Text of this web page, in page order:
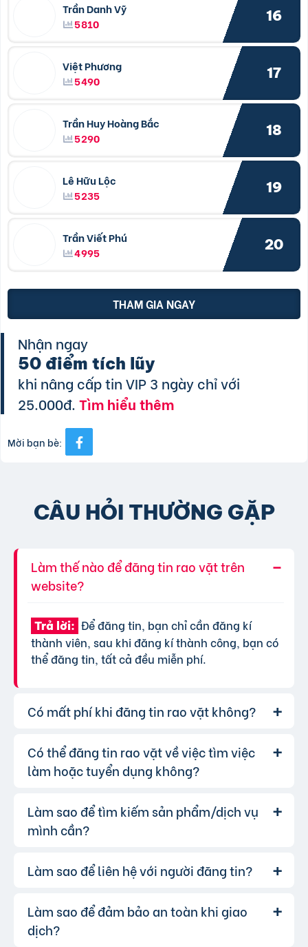
Trần Danh Vỹ
5810
16
Việt Phương
5490
17
Trần Huy Hoàng Bắc
5290
18
Lê Hữu Lộc
5235
19
Trần Viết Phú
4995
20
THAM GIA NGAY
Nhận ngay
50 điểm tích lũy
khi nâng cấp tin VIP 3 ngày chỉ với
25.000đ.Tìm hiểu thêm
Mời bạn bè:
CÂU HỎI THƯỜNG GẶP
Làm thế nào để đăng tin rao vặt trên
website?
Trả lời: Để đăng tin, bạn chỉ cần đăng kí
thành viên, sau khi đăng kí thành công, bạn có
thể đăng tin, tất cả đều miễn phí.
Có mất phí khi đăng tin rao vặt không?
Trả lời: Chúng tôi cung cấp gói đăng tin miễn
phí cơ bản cho tất cả người dùng. Tuy nhiên, để
thị, bạn có thể lựa chọn các gói dịch vụ nâng
cấp với chi phí hợp lý, xem thêmphí dịch vụ tin
VIP.
Có thể đăng tin rao vặt về việc tìm việc
làm hoặc tuyển dụng không?
Trả lời: Hoàn toàn có thể. Website của chúng
tôi hỗ trợ đăng tin tuyển dụng và tìm việc làm.
đủ thông tin.
Làm sao để tìm kiếm sản phẩm/dịch vụ
mình cần?
Trả lời: Bạn có thể sử dụng công cụ tìm kiếm
phẩm/dịch vụ bạn muốn tìm. Để lọc kết quả
chính xác hơn, bạn có thể chọn thêm danh mục
và khu vực.
Làm sao để liên hệ với người đăng tin?
Trả lời: Khi bạn tìm thấy tin rao vặt phù hợp,
hãy nhấp vào một trong những nút liên hệ mà
Làm sao để đảm bảo an toàn khi giao
dịch?